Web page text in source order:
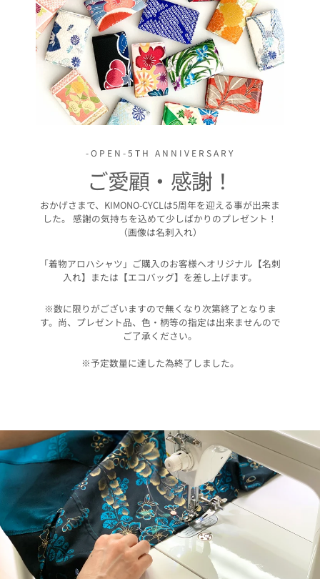
-OPEN-5TH ANNIVERSARY
ご愛顧・感謝！
おかげさまで、KIMONO-CYCLは5周年を迎える事が出来ま
した。 感謝の気持ちを込めて少しばかりのプレゼント！
（画像は名刺入れ）
「着物アロハシャツ」ご購入のお客様へオリジナル【名刺
入れ】または【エコバッグ】を差し上げます。
※数に限りがございますので無くなり次第終了となりま
す。尚、プレゼント品、色・柄等の指定は出来ませんので
ご了承ください。
※予定数量に達した為終了しました。